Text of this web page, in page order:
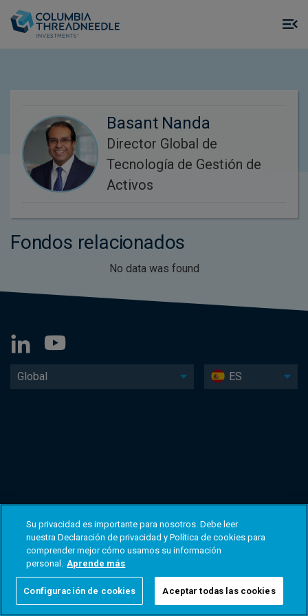
Basant Nanda
Director Global de
Tecnología de Gestión de
Activos
Fondos relacionados
No data was found
Global ES
Su privacidad es importante para nosotros. Debe leer
nuestra Declaración de privacidad y Política de cookies para
comprender mejor cómo usamos su información
personal. Aprende más
Configuración de cookies Aceptar todas las cookies